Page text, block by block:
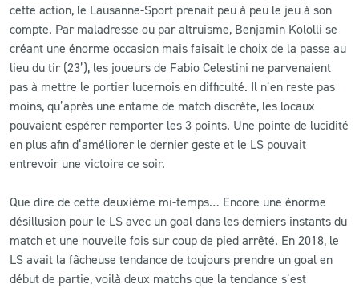
PRESSE ET MEDIAS
cette action, le Lausanne-Sport prenait peu à peu le jeu à son
compte. Par maladresse ou par altruisme, Benjamin Kololli se
créant une énorme occasion mais faisait le choix de la passe au
lieu du tir (23’), les joueurs de Fabio Celestini ne parvenaient
pas à mettre le portier lucernois en difficulté. Il n’en reste pas
moins, qu’après une entame de match discrète, les locaux
pouvaient espérer remporter les 3 points. Une pointe de lucidité
en plus afin d’améliorer le dernier geste et le LS pouvait
entrevoir une victoire ce soir.
Que dire de cette deuxième mi-temps… Encore une énorme
désillusion pour le LS avec un goal dans les derniers instants du
match et une nouvelle fois sur coup de pied arrêté. En 2018, le
LS avait la fâcheuse tendance de toujours prendre un goal en
début de partie, voilà deux matchs que la tendance s’est